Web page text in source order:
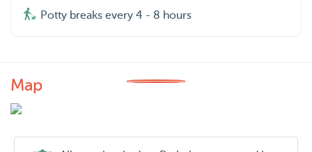
Potty breaks every 4 - 8 hours
Map